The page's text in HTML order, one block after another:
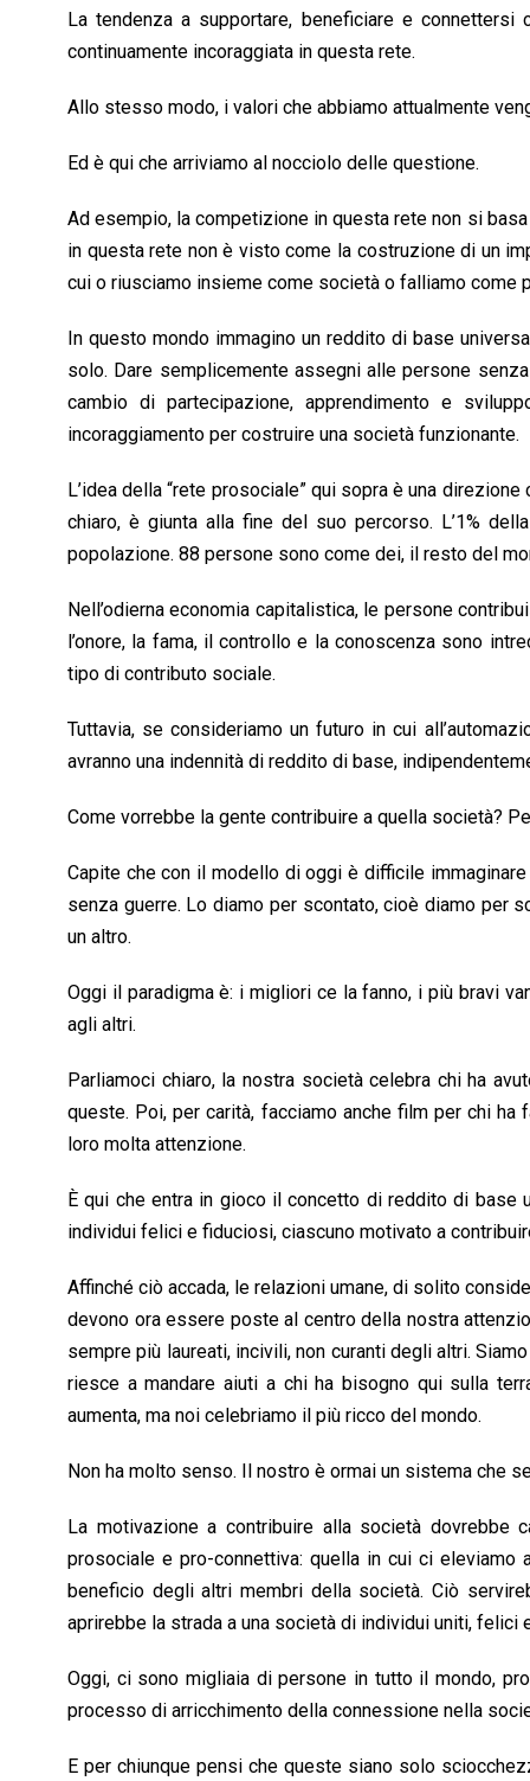
La tendenza a supportare, beneficiare e
continuamente incoraggiata in questa rete.
Allo stesso modo, i valori che abbiamo attualmente
Ed è qui che arriviamo al nocciolo delle questione.
Ad esempio, la competizione in questa rete non si
in questa rete non è visto come la costruzione di un
cui o riusciamo insieme come società o falliamo come
In questo mondo immagino un reddito di base
solo. Dare semplicemente assegni alle persone
cambio di partecipazione, apprendimento e
incoraggiamento per costruire una società funzionante.
L’idea della “rete prosociale” qui sopra è una
chiaro, è giunta alla fine del suo percorso. L’1%
popolazione. 88 persone sono come dei, il resto del
Nell’odierna economia capitalistica, le persone
l’onore, la fama, il controllo e la conoscenza sono
tipo di contributo sociale.
Tuttavia, se consideriamo un futuro in cui
avranno una indennità di reddito di base,
Come vorrebbe la gente contribuire a quella società?
Capite che con il modello di oggi è difficile
senza guerre. Lo diamo per scontato, cioè diamo per
un altro.
Oggi il paradigma è: i migliori ce la fanno, i più bravi
agli altri.
Parliamoci chiaro, la nostra società celebra chi ha
queste. Poi, per carità, facciamo anche film per chi
loro molta attenzione.
È qui che entra in gioco il concetto di reddito di base
individui felici e fiduciosi, ciascuno motivato a
Affinché ciò accada, le relazioni umane, di solito
devono ora essere poste al centro della nostra
sempre più laureati, incivili, non curanti degli altri.
riesce a mandare aiuti a chi ha bisogno qui sulla
aumenta, ma noi celebriamo il più ricco del mondo.
Non ha molto senso. Il nostro è ormai un sistema che
La motivazione a contribuire alla società dovrebbe
prosociale e pro-connettiva: quella in cui ci
beneficio degli altri membri della società. Ciò
aprirebbe la strada a una società di individui uniti, felici
Oggi, ci sono migliaia di persone in tutto il mondo,
processo di arricchimento della connessione nella
E per chiunque pensi che queste siano solo